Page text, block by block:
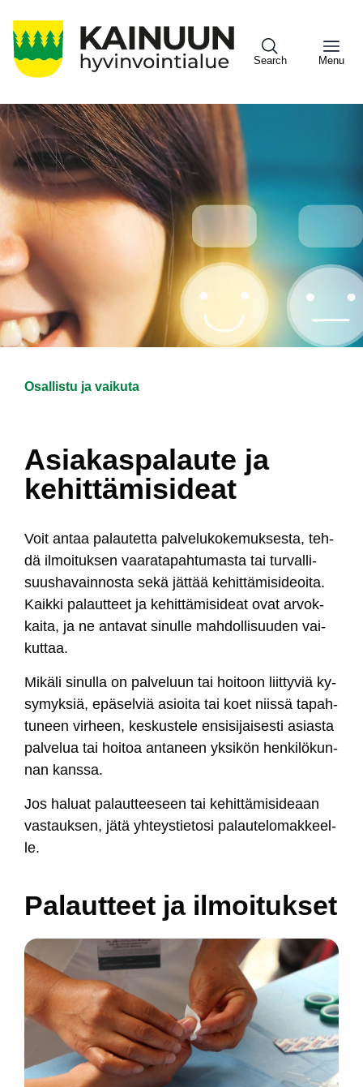
pääsisältöön
Search Menu
Sote
Menu
Asiakkaille
Osallistu ja vaikuta
Asiakaspalaute ja
kehittämisideat
Voit an­taa pa­lau­tet­ta pal­ve­lu­ko­ke­muk­ses­ta, teh­
dä il­moi­tuk­sen vaa­ra­ta­pah­tu­mas­ta tai tur­val­li­
suus­ha­vain­nos­ta se­kä jät­tää ke­hit­tä­mi­si­deoi­ta.
Kaik­ki pa­laut­teet ja ke­hit­tä­mi­si­deat ovat ar­vok­
kai­ta, ja ne an­ta­vat si­nul­le mah­dol­li­suu­den vai­
kut­taa.
Mi­kä­li si­nul­la on pal­ve­luun tai hoi­toon liit­ty­viä ky­
sy­myk­siä, epä­sel­viä asioi­ta tai koet niis­sä ta­pah­
tu­neen vir­heen, kes­kus­te­le en­si­si­jai­ses­ti asias­ta
pal­ve­lua tai hoi­toa an­ta­neen yk­si­kön hen­ki­lö­kun­
nan kans­sa.
Jos ha­luat pa­laut­tee­seen tai ke­hit­tä­mi­si­deaan
vas­tauk­sen, jä­tä yh­teys­tie­to­si pa­lau­te­lo­mak­keel­
le.
Pa­laut­teet ja il­moi­tuk­set